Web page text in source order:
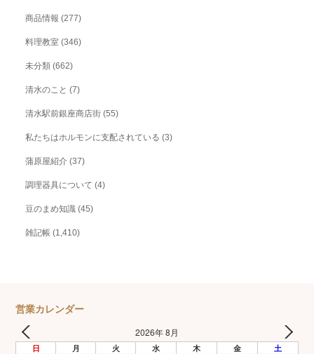
商品情報 (277)
料理教室 (346)
未分類 (662)
清水のこと (7)
清水駅前銀座商店街 (55)
私たちはホルモンに支配されている (3)
蒲原屋紹介 (37)
調理器具について (4)
豆のまめ知識 (45)
雑記帳 (1,410)
営業カレンダー
2026年 8月
日 月 火 水 木 金 土